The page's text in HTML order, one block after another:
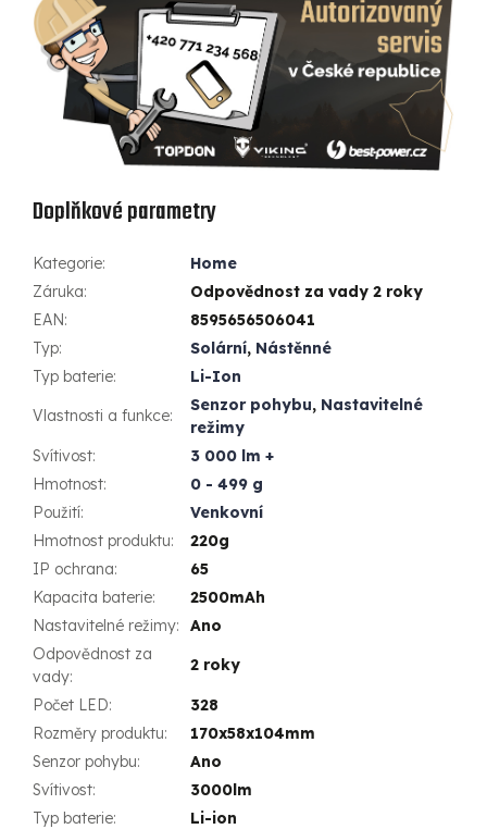
Doplňkové parametry
Kategorie:
Home
Záruka:
Odpovědnost za vady 2 roky
EAN:
8595656506041
Typ: Solární, Nástěnné
Typ baterie:
Li-Ion
Vlastnosti a funkce:
Senzor pohybu, Nastavitelné
režimy
Svítivost:
3 000 lm +
Hmotnost:
0 - 499 g
Použití:
Venkovní
Hmotnost produktu:
220g
IP ochrana:
65
Kapacita baterie:
2500mAh
Nastavitelné režimy:
Ano
Odpovědnost za
vady:
2 roky
Počet LED:
328
Rozměry produktu:
170x58x104mm
Senzor pohybu:
Ano
Svítivost:
3000lm
Typ baterie:
Li-ion